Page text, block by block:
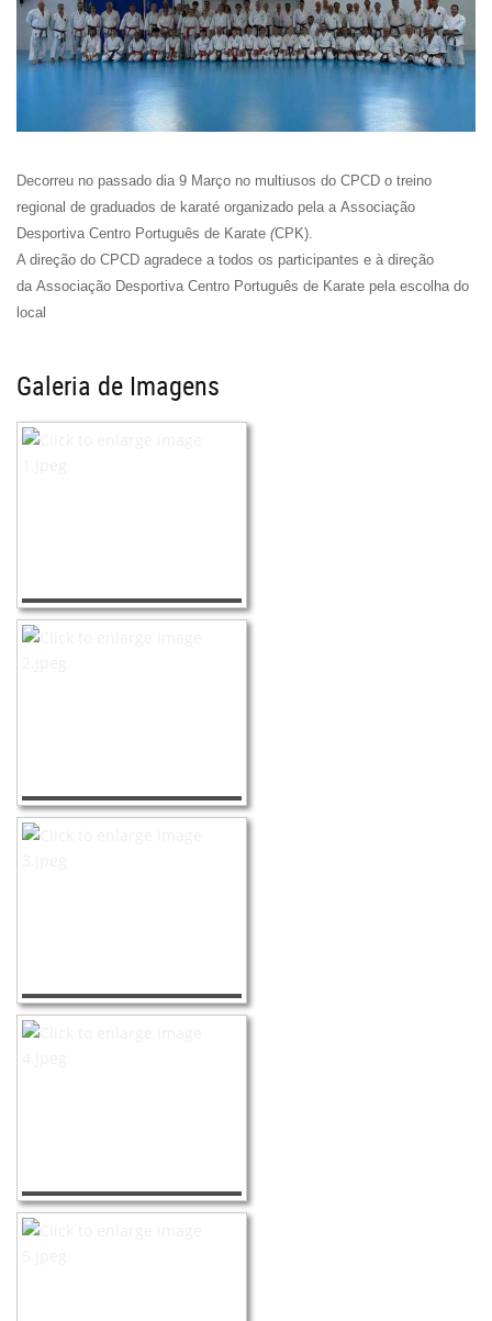
Decorreu no passado dia 9 Março no multiusos do CPCD o treino
regional de graduados de karaté organizado pela a Associação
Desportiva Centro Português de Karate (CPK).
A direção do CPCD agradece a todos os participantes e à direção
da Associação Desportiva Centro Português de Karate pela escolha do
local
Galeria de Imagens